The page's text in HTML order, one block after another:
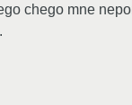
chego mne